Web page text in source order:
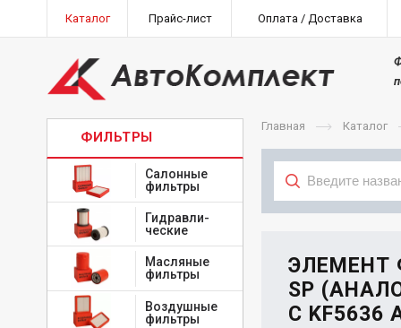
Каталог Прайс-лист Оплата / Доставка
ФИЛЬТРЫ
Салонные
фильтры
Гидравли-
ческие
Масляные
фильтры
Воздушные
фильтры
Главная Каталог
ЭЛЕМЕНТ
SP
С KF5636